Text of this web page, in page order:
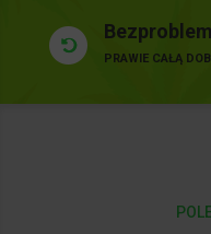
PRAWIE CAŁĄ